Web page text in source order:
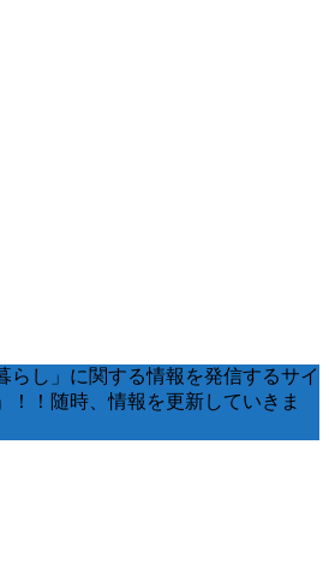
らし」に関する情報を発信するサイ
！！随時、情報を更新していきま